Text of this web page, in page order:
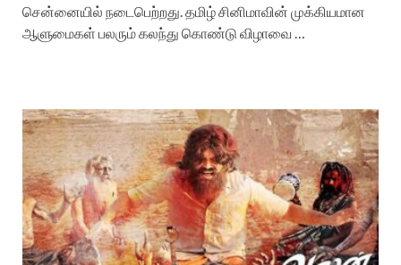
சென்னையில் நடைபெற்றது. தமிழ் சினிமாவின் முக்கியமான
ஆளுமைகள் பலரும் கலந்து கொண்டு விழாவை …